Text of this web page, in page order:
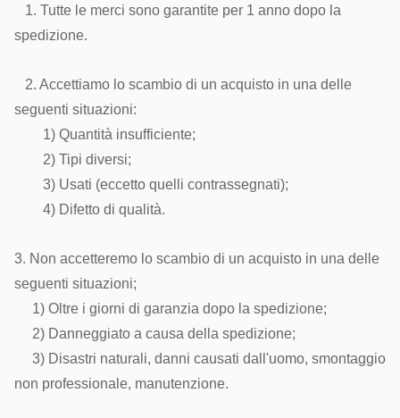
1. Tutte le merci sono garantite per 1 anno dopo la
spedizione.
2. Accettiamo lo scambio di un acquisto in una delle
seguenti situazioni:
1) Quantità insufficiente;
2) Tipi diversi;
3) Usati (eccetto quelli contrassegnati);
4) Difetto di qualità.
3. Non accetteremo lo scambio di un acquisto in una delle
seguenti situazioni;
1) Oltre i giorni di garanzia dopo la spedizione;
2) Danneggiato a causa della spedizione;
3) Disastri naturali, danni causati dall'uomo, smontaggio
non professionale, manutenzione.